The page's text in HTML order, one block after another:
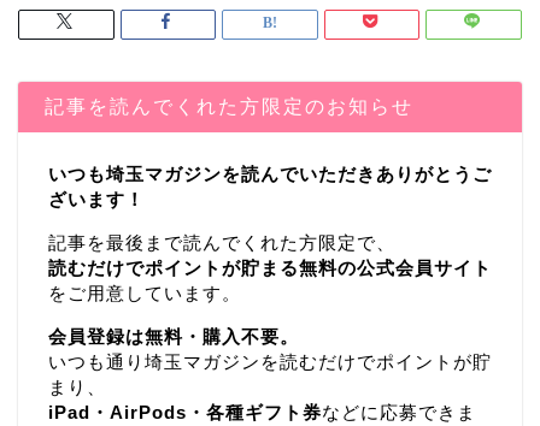
記事を読んでくれた方限定のお知らせ
いつも埼玉マガジンを読んでいただきありがとうご
ざいます！
記事を最後まで読んでくれた方限定で、
読むだけでポイントが貯まる無料の公式会員サイト
をご用意しています。
会員登録は無料・購入不要。
いつも通り埼玉マガジンを読むだけでポイントが貯
まり、
iPad・AirPods・各種ギフト券などに応募できま